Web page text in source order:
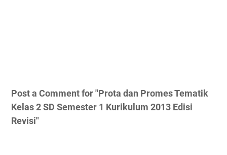
Post a Comment for "Prota dan Promes Tematik
Kelas 2 SD Semester 1 Kurikulum 2013 Edisi
Revisi"